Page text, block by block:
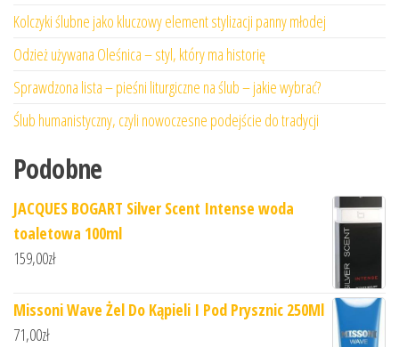
Kolczyki ślubne jako kluczowy element stylizacji panny młodej
Odzież używana Oleśnica – styl, który ma historię
Sprawdzona lista – pieśni liturgiczne na ślub – jakie wybrać?
Ślub humanistyczny, czyli nowoczesne podejście do tradycji
Podobne
JACQUES BOGART Silver Scent Intense woda
toaletowa 100ml
159,00zł
Missoni Wave Żel Do Kąpieli I Pod Prysznic 250Ml
71,00zł